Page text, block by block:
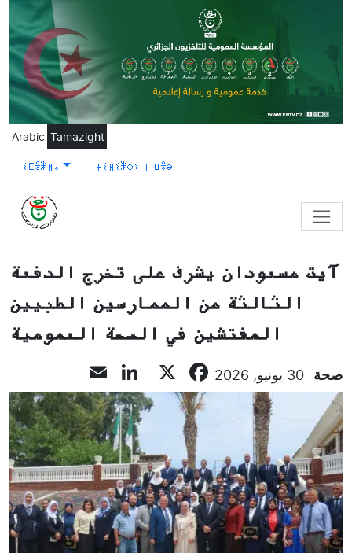
Skip to main content
Arabic Tamazight
ⵉⵎⴻⵥⵍⴰ ⵜⵉⵍⵉⵥⵔⵉ ⵏ ⵡⴻⴱ
آيت مسعودان يشرف على تخرج الدفعة
الثالثة من الممارسين الطبيين
المفتشين في الصحة العمومية
صحة 30 يونيو, 2026 Facebook
LinkedIn